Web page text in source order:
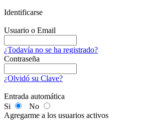
Identificarse
Usuario o Email
¿Todavía no se ha registrado?
Contraseña
¿Olvidó su Clave?
Entrada automática
Si
No
Agregarme a los usuarios activos